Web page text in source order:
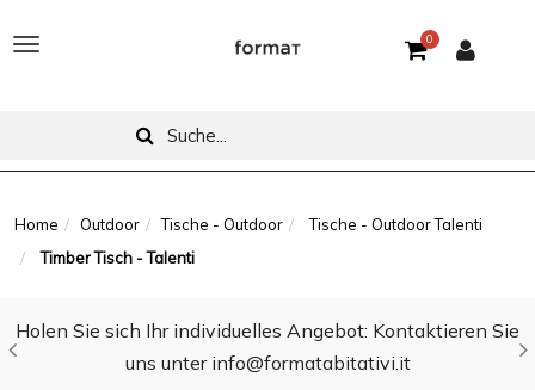
T
g
l
0
Home Outdoor Tische - Outdoor
Tische - Outdoor Talenti
Timber Tisch - Talenti
Holen Sie sich Ihr individuelles Angebot: Kontaktieren Sie
uns unter info@formatabitativi.it